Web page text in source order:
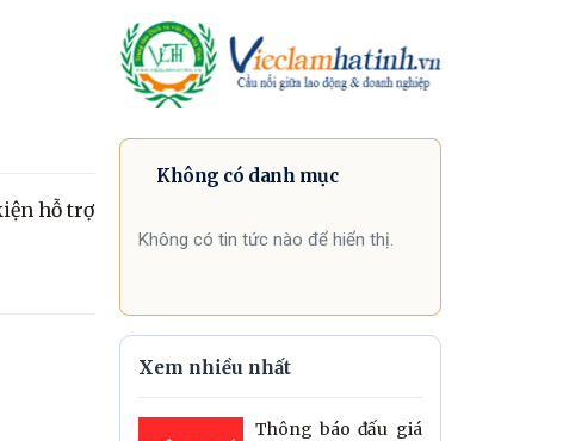
hỗ trợ
Không có danh mục
Không có tin tức nào để hiển thị.
Xem nhiều nhất
Thông báo đấu giá